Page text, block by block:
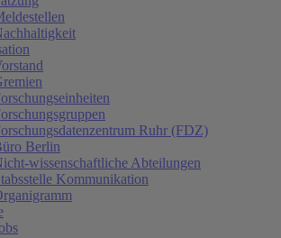
Ruhr (FDZ)
Berlin
wissenschaftliche Abteilungen
Kommunikation